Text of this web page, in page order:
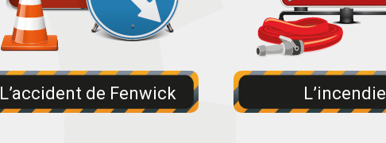
L’accident de Fenwick L’incendie